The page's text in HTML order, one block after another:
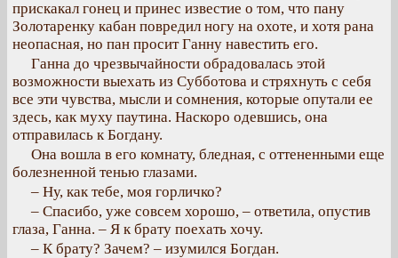
прискакал гонец и принес известие о том, что пану
Золотаренку кабан повредил ногу на охоте, и хотя рана
неопасная, но пан просит Ганну навестить его.
Ганна до чрезвычайности обрадовалась этой
возможности выехать из Субботова и стряхнуть с себя
все эти чувства, мысли и сомнения, которые опутали ее
здесь, как муху паутина. Наскоро одевшись, она
отправилась к Богдану.
Она вошла в его комнату, бледная, с оттененными еще
болезненной тенью глазами.
– Ну, как тебе, моя горличко?
– Спасибо, уже совсем хорошо, – ответила, опустив
глаза, Ганна. – Я к брату поехать хочу.
– К брату? Зачем? – изумился Богдан.